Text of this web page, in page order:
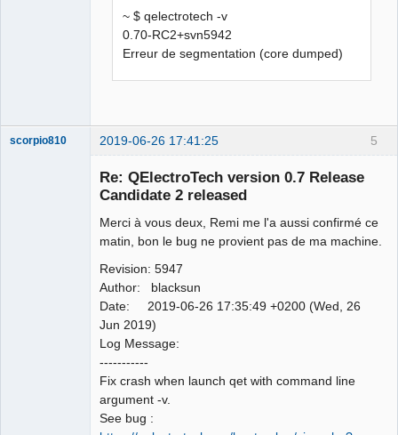
~ $ qelectrotech -v
0.70-RC2+svn5942
Erreur de segmentation (core dumped)
5
scorpio810 2019-06-26 17:41:25
Re: QElectroTech version 0.7 Release
Candidate 2 released
Merci à vous deux, Remi me l'a aussi confirmé ce
matin, bon le bug ne provient pas de ma machine.
Revision: 5947
Author: blacksun
Date: 2019-06-26 17:35:49 +0200 (Wed, 26
Jun 2019)
Log Message:
-----------
Fix crash when launch qet with command line
argument -v.
See bug :